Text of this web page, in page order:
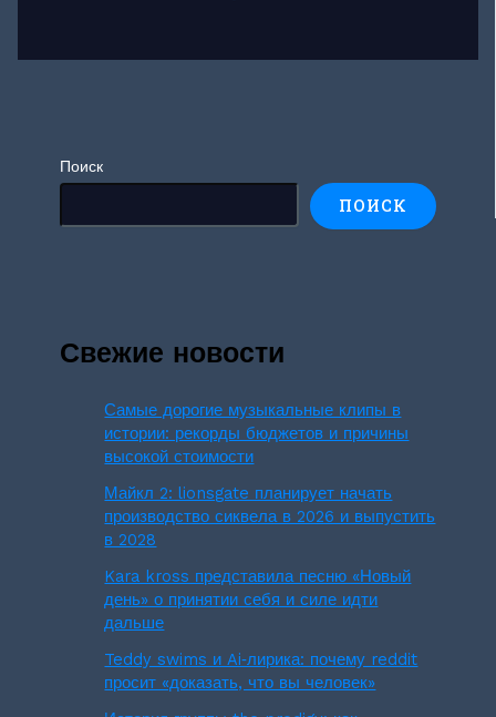
Поиск
ПОИСК
Свежие новости
Самые дорогие музыкальные клипы в
истории: рекорды бюджетов и причины
высокой стоимости
Майкл 2: lionsgate планирует начать
производство сиквела в 2026 и выпустить
в 2028
Kara kross представила песню «Новый
день» о принятии себя и силе идти
дальше
Teddy swims и Ai‑лирика: почему reddit
просит «доказать, что вы человек»